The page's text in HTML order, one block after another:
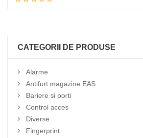
CATEGORII DE PRODUSE
Alarme
Antifurt magazine EAS
Bariere si porti
Control acces
Diverse
Fingerprint